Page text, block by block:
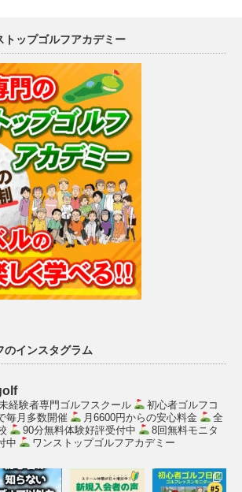
トップゴルフアカデミー
のインスタグラム
経験者専門ゴルフスクール
初心者ゴルフコ
毎月多数開催
月6600円からの安心料金
全
90分無料体験好評受付中
8回無料モニタ
中
ワンストップゴルフアカデミー